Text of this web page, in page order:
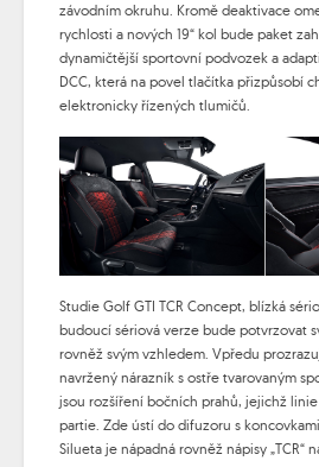
závodním okruhu. Kromě deaktivace
rychlosti a nových 19“ kol bude paket
dynamičtější sportovní podvozek a
DCC, která na povel tlačítka přizpůsobí
elektronicky řízených tlumičů.
Studie Golf GTI TCR Concept, blízká
budoucí sériová verze bude potvrzovat
rovněž svým vzhledem. Vpředu
navržený nárazník s ostře tvarovaným
jsou rozšíření bočních prahů, jejichž
partie. Zde ústí do difuzoru s
Silueta je nápadná rovněž nápisy „TCR“